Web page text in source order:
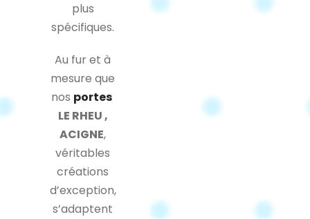
plus
spécifiques.
Au fur et à
mesure que
nos portes
LE RHEU ,
ACIGNE,
véritables
créations
d’exception,
s’adaptent